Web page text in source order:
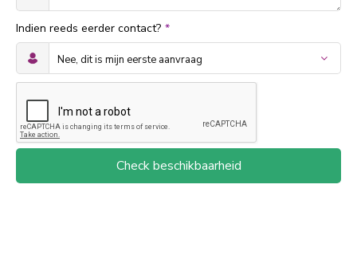
Indien reeds eerder contact? *
Check beschikbaarheid